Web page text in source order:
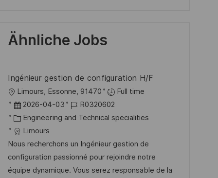
Ähnliche Jobs
Ingénieur gestion de configuration H/F
O
r
t
Limours, Essonne, 91470
Full time
D
a
t
u
m
d
2026-04-03
J
o
-
I
D
R0320602
K
a
t
e
g
Engineering and Technical specialities
Limours
Nous recherchons un Ingénieur gestion de
configuration passionné pour rejoindre notre
équipe dynamique. Vous serez responsable de la